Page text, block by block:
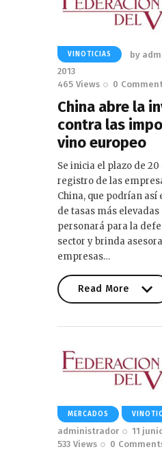
VINOTICIAS by
2013
465 Views 0
China abre la
contra las
vino europeo
Se inicia el plazo de
registro de las
China, que podrían
de tasas más elevadas
personará para la
sector y brinda
empresas…
Read More
MERCADOS
administrador
11
533 Views 0